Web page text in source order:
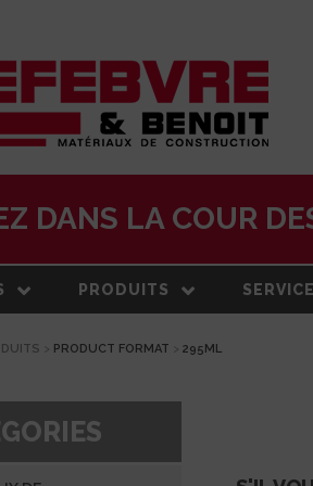
DANS LA COUR
PRODUITS
MATÉRIAUX DE
> PRODUCT FORMAT > 295ML